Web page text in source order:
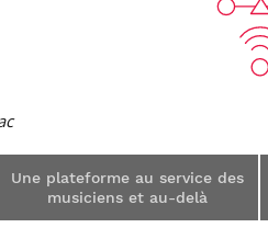
Une plateforme au service des
musiciens et au-delà